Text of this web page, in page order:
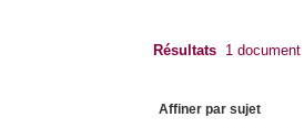
Résultats 1 document
Affiner par sujet